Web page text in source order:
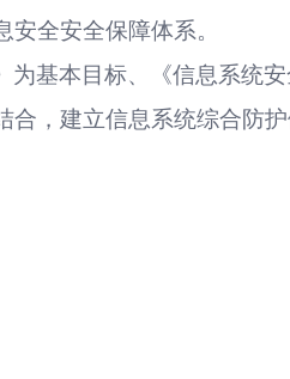
全安全保障体系。
基本目标、《信息系统
，建立信息系统综合防